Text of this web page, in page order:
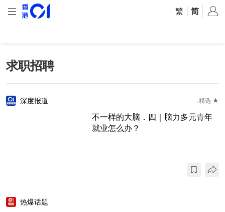
繁 简
求职招聘
深度报道 精选 ★
不一样的大脑．四｜脑力多元青年
就业怎么办？
热爆话题